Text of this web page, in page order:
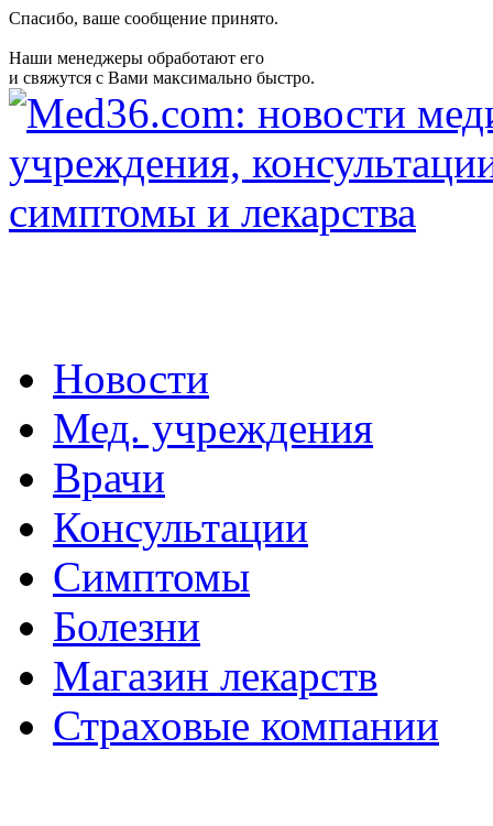
Спасибо, ваше сообщение принято.
Наши менеджеры обработают его
и свяжутся с Вами максимально быстро.
Новости
Мед. учреждения
Врачи
Консультации
Симптомы
Болезни
Магазин лекарств
Страховые компании